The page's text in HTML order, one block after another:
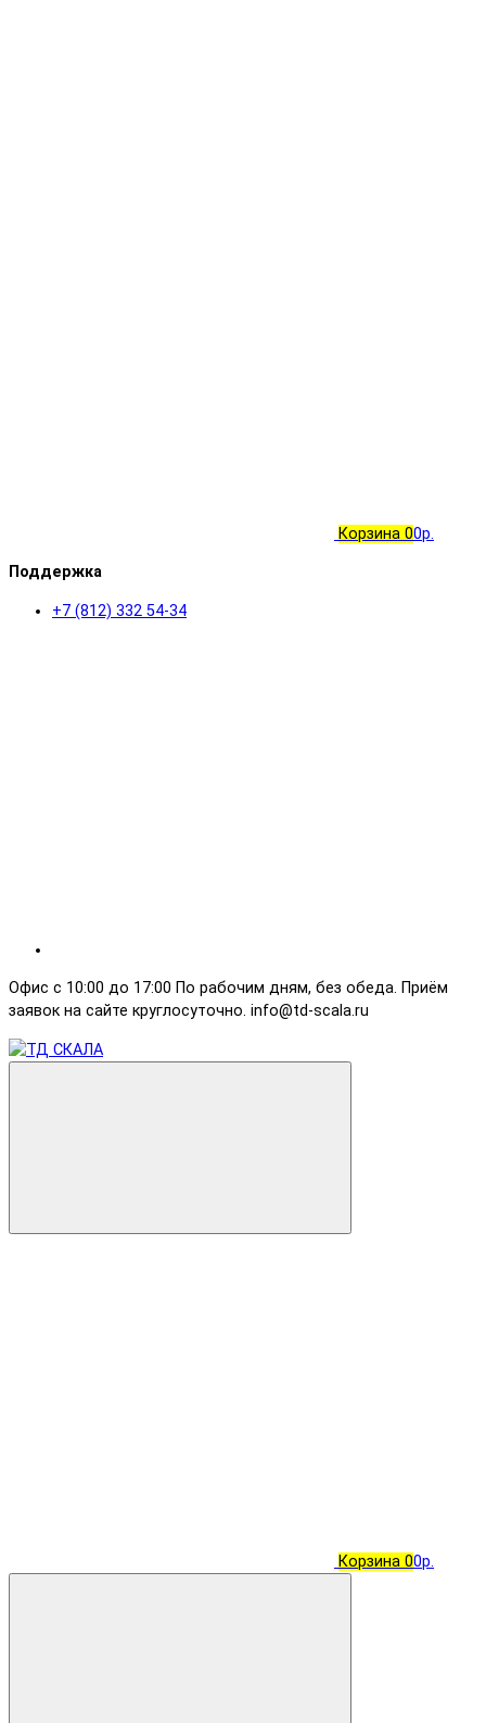
Корзина 00р.
Поддержка
+7 (812) 332 54-34
Офис с 10:00 до 17:00 По рабочим дням, без обеда. Приём
заявок на сайте круглосуточно. info@td-scala.ru
Корзина 00р.